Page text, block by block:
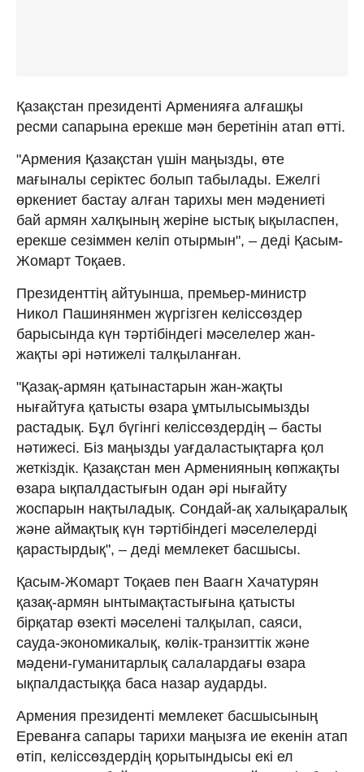
Қазақстан президенті Арменияға алғашқы
ресми сапарына ерекше мән беретінін атап өтті.
"Армения Қазақстан үшін маңызды, өте
мағыналы серіктес болып табылады. Ежелгі
өркениет бастау алған тарихы мен мәдениеті
бай армян халқының жеріне ыстық ықыласпен,
ерекше сезіммен келіп отырмын", – деді Қасым-
Жомарт Тоқаев.
Президенттің айтуынша, премьер-министр
Никол Пашинянмен жүргізген келіссөздер
барысында күн тәртібіндегі мәселелер жан-
жақты әрі нәтижелі талқыланған.
"Қазақ-армян қатынастарын жан-жақты
нығайтуға қатысты өзара ұмтылысымызды
растадық. Бұл бүгінгі келіссөздердің – басты
нәтижесі. Біз маңызды уағдаластықтарға қол
жеткіздік. Қазақстан мен Арменияның көпжақты
өзара ықпалдастығын одан әрі нығайту
жоспарын нақтыладық. Сондай-ақ халықаралық
және аймақтық күн тәртібіндегі мәселелерді
қарастырдық", – деді мемлекет басшысы.
Қасым-Жомарт Тоқаев пен Ваагн Хачатурян
қазақ-армян ынтымақтастығына қатысты
бірқатар өзекті мәселені талқылап, саяси,
сауда-экономикалық, көлік-транзиттік және
мәдени-гуманитарлық салалардағы өзара
ықпалдастыққа баса назар аударды.
Армения президенті мемлекет басшысының
Ереванға сапары тарихи маңызға ие екенін атап
өтіп, келіссөздердің қорытындысы екі ел